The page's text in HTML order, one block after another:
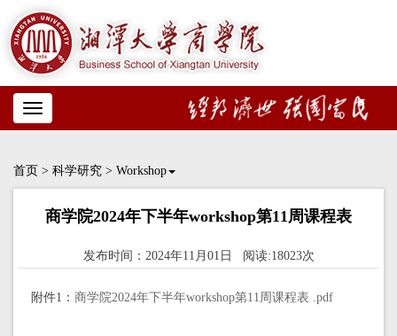
Toggle
navigation
首页 > 科学研究 > Workshop
商学院2024年下半年workshop第11周课程表
发布时间：2024年11月01日 阅读:18023次
附件1： 商学院2024年下半年workshop第11周课程表 .pdf